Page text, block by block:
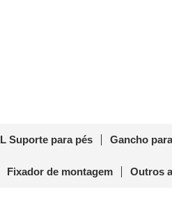
L Suporte para pés Gancho
Fixador de montagem Outros